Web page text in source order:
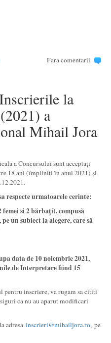
Fara comentarii
la
a
Mihail Jora
a Concursului sunt acceptați
18 ani (împliniți în anul 2021) și
respecte urmatoarele cerinte:
femei si 2 bărbați), compusă
un subiect la alegere, care să
data de 10 noiembrie 2021,
de Interpretare fiind 15
pentru inscriere, va rugam sa cititi
ca nu au aparut modificari
adresa inscrieri@mihailjora.ro, pe